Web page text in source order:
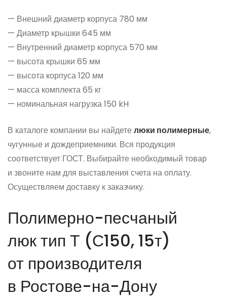
— Внешний диаметр корпуса 780 мм
— Диаметр крышки 645 мм
— Внутренний диаметр корпуса 570 мм
— высота крышки 65 мм
— высота корпуса 120 мм
— масса комплекта 65 кг
— номинальная нагрузка 150 kH
В каталоге компании вы найдетелюки полимерные,
чугунные и дождеприемники. Вся продукция
соответствует ГОСТ. Выбирайте необходимый товар
и звоните нам для выставления счета на оплату.
Осуществляем доставку к заказчику.
Полимерно-песчаный
люк тип Т (С150, 15т)
от производителя
в Ростове-на-Дону